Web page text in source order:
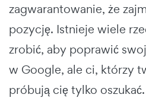
zagwarantowanie, że
pozycję. Istnieje wiele
zrobić, aby poprawić
w Google, ale ci, którzy
próbują cię tylko oszukać.